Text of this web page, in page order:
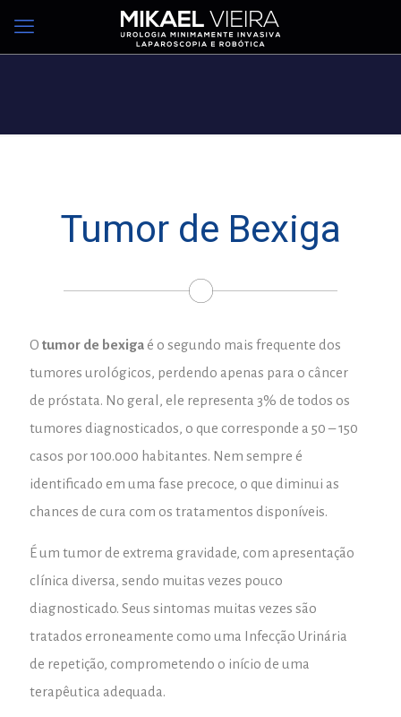
Tumor de Bexiga
O tumor de bexiga é o segundo mais frequente dos
tumores urológicos, perdendo apenas para o câncer
de próstata. No geral, ele representa 3% de todos os
tumores diagnosticados, o que corresponde a 50 – 150
casos por 100.000 habitantes. Nem sempre é
identificado em uma fase precoce, o que diminui as
chances de cura com os tratamentos disponíveis.
É um tumor de extrema gravidade, com apresentação
clínica diversa, sendo muitas vezes pouco
diagnosticado. Seus sintomas muitas vezes são
tratados erroneamente como uma Infecção Urinária
de repetição, comprometendo o início de uma
terapêutica adequada.